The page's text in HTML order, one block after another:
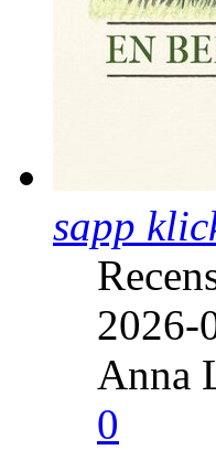
sapp
2026-
Anna
0